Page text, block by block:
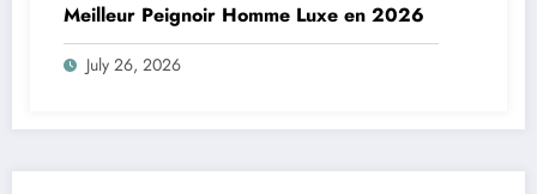
Meilleur Peignoir Homme Luxe en 2026
July 26, 2026